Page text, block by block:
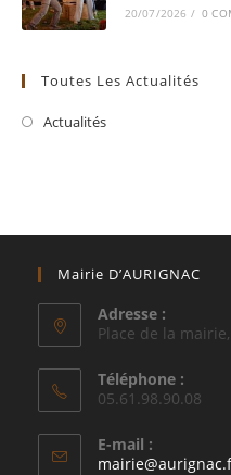
20/07/2026 / 0
Toutes Les Actualités
Actualités
Mairie D’AURIGNAC
Adresse :
Place de la
Téléphone :
05.61.98.90.08
E-mail :